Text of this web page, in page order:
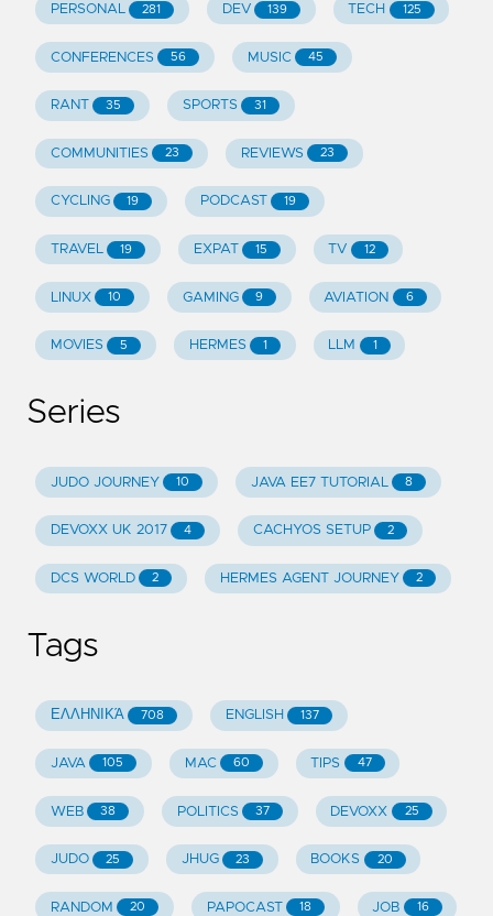
PERSONAL 281 DEV 139 TECH 125
CONFERENCES 56 MUSIC 45
RANT 35 SPORTS 31
COMMUNITIES 23 REVIEWS 23
CYCLING 19 PODCAST 19
TRAVEL 19 EXPAT 15 TV 12
LINUX 10 GAMING 9 AVIATION 6
MOVIES 5 HERMES 1 LLM 1
Series
JUDO JOURNEY 10 JAVA EE7 TUTORIAL 8
DEVOXX UK 2017 4 CACHYOS SETUP 2
DCS WORLD 2 HERMES AGENT JOURNEY 2
Tags
ΕΛΛΗΝΙΚΆ 708 ENGLISH 137
JAVA 105 MAC 60 TIPS 47
WEB 38 POLITICS 37 DEVOXX 25
JUDO 25 JHUG 23 BOOKS 20
RANDOM 20 PAPOCAST 18 JOB 16